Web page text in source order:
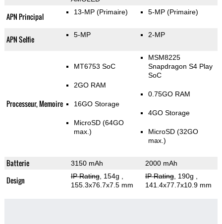
APN Principal 13-MP (Primaire) 5-MP (Primaire)
APN Selfie 5-MP 2-MP
Processeur, Memoire
MT6753 SoC
2GO RAM
16GO Storage
MicroSD (64GO
max.)
MSM8225
Snapdragon S4 Play
SoC
0.75GO RAM
4GO Storage
MicroSD (32GO
max.)
Batterie 3150 mAh 2000 mAh
Design IP Rating, 154g
155.3x76.7x7.5 mm
IP Rating, 190g
141.4x77.7x10.9 mm